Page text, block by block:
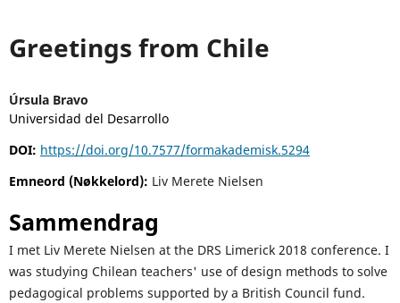
Greetings from Chile
Úrsula Bravo
Universidad del Desarrollo
DOI: https://doi.org/10.7577/formakademisk.5294
Emneord (Nøkkelord): Liv Merete Nielsen
Sammendrag
I met Liv Merete Nielsen at the DRS Limerick 2018 conference. I
was studying Chilean teachers' use of design methods to solve
pedagogical problems supported by a British Council fund.